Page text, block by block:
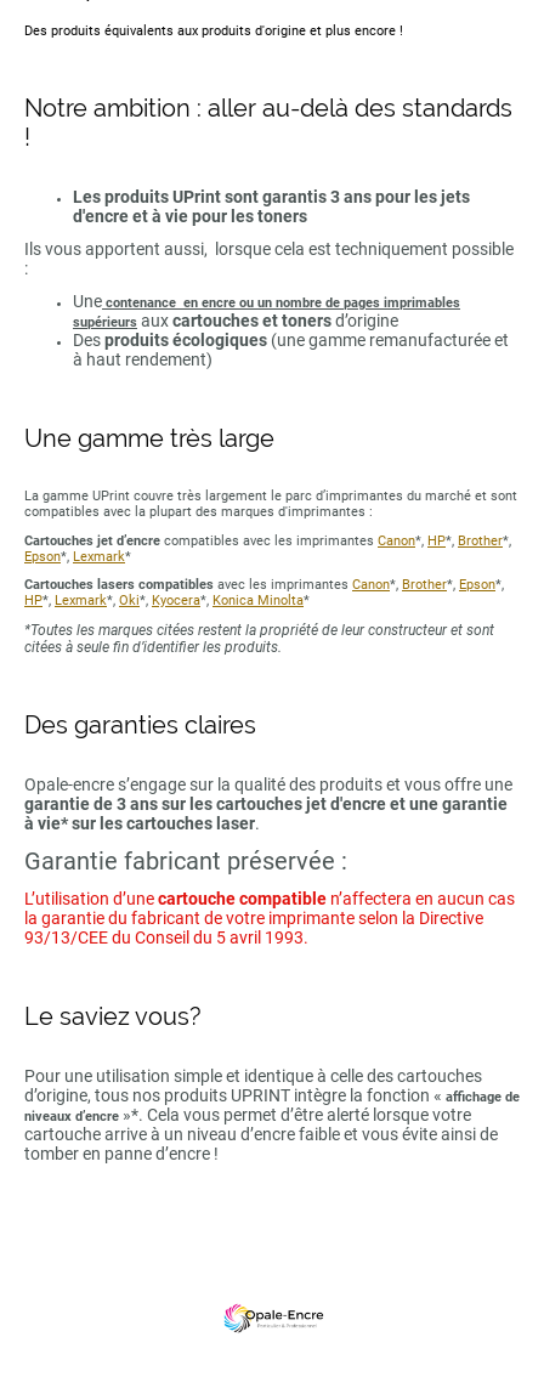
Des produits équivalents aux produits d'origine et plus encore !
Notre ambition : aller au-delà des standards
!
Les produits UPrint sont garantis 3 ans pour les jets
d'encre et à vie pour les toners
Ils vous apportent aussi, lorsque cela est techniquement possible
:
Une contenance en encre ou un nombre de pages imprimables
supérieurs auxcartouches et tonersd’origine
Desproduits écologiques (une gamme remanufacturée et
à haut rendement)
Une gamme très large
La gamme UPrint couvre très largement le parc d’imprimantes du marché et sont
compatibles avec la plupart des marques d'imprimantes :
Cartouches jet d’encre compatibles avec les imprimantes Canon*, HP*, Brother*,
Epson*, Lexmark*
Cartouches lasers compatibles avec les imprimantes Canon*, Brother*, Epson*,
HP*, Lexmark*, Oki*, Kyocera*, Konica Minolta*
*Toutes les marques citées restent la propriété de leur constructeur et sont
citées à seule fin d’identifier les produits.
Des garanties claires
Opale-encre s’engage sur la qualité des produits et vous offre une
garantie de 3 ans sur les cartouches jet d'encre et une garantie
à vie* sur les cartouches laser.
Garantie fabricant préservée :
L’utilisation d’unecartouche compatible n’affectera en aucun cas
la garantie du fabricant de votre imprimante selon la Directive
93/13/CEE du Conseil du 5 avril 1993.
Le saviez vous?
Pour une utilisation simple et identique à celle des cartouches
d’origine, tous nos produits UPRINT intègre la fonction « affichage de
niveaux d’encre »*. Cela vous permet d’être alerté lorsque votre
cartouche arrive à un niveau d’encre faible et vous évite ainsi de
tomber en panne d’encre !